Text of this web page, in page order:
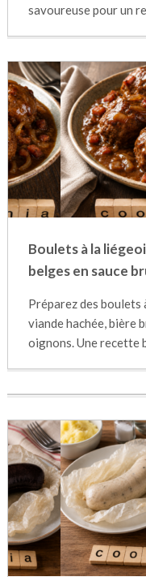
savoureuse pour un
Boulets à la
belges en sauce
Préparez des boulets
viande hachée, bière
oignons. Une recette